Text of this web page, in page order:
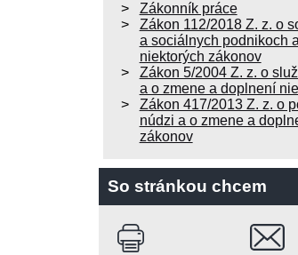
Zákonník práce
Zákon 112/2018 Z. z. o
a sociálnych podnikoch
niektorých zákonov
Zákon 5/2004 Z. z. o
a o zmene a doplnení
Zákon 417/2013 Z. z. o
núdzi a o zmene a
zákonov
So stránkou chcem